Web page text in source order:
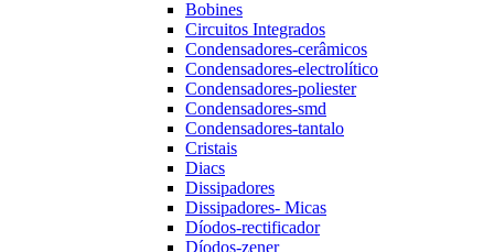
Bobines
Circuitos Integrados
Condensadores-cerâmicos
Condensadores-electrolítico
Condensadores-poliester
Condensadores-smd
Condensadores-tantalo
Cristais
Diacs
Dissipadores
Dissipadores- Micas
Díodos-rectificador
Díodos-zener